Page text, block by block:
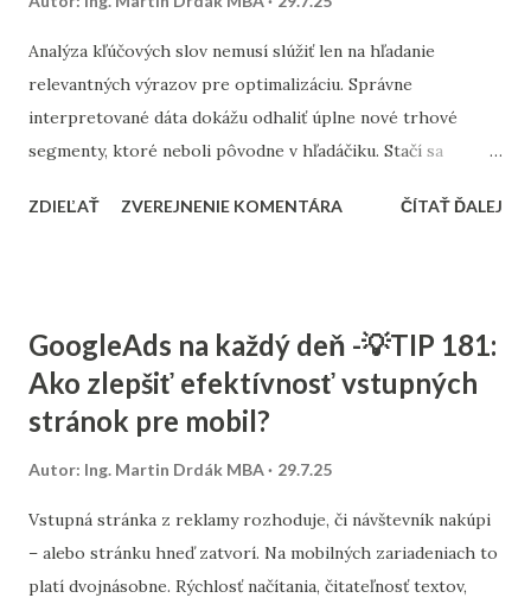
darčekovými sprievodcami či odporúčaniami na mieru.
Analýza kľúčových slov nemusí slúžiť len na hľadanie
relevantných výrazov pre optimalizáciu. Správne
interpretované dáta dokážu odhaliť úplne nové trhové
segmenty, ktoré neboli pôvodne v hľadáčiku. Stačí sa
ako Collabim , Ahrefs či Ubersuggest. Zamerajte sa na
dopyty môžu byť signálom, že existuje priestor na expanziu
do novej kategórie, úpravu obsahu alebo rozšírenie ponuky.
V praxi to môže znamenať napríklad, že e-shop s doplnkami
duševnou výkonnosťou, hoci pôvodne cielenie mierilo len na
športovcov. Vtedy je vhodné pripraviť samostatnú
podstránku, zmeniť popisy produktov alebo spustiť
testovaciu kampaň. My v Consultee sa tejto analýze
ZDIEĽAŤ ZVEREJNENIE KOMENTÁRA ČÍTAŤ ĎALEJ
GoogleAds na každý deň -💡TIP 181:
Ako zlepšiť efektívnosť vstupných
stránok pre mobil?
Autor: Ing. Martin Drdák MBA 29.7.25
Vstupná stránka z reklamy rozhoduje, či návštevník nakúpi
– alebo stránku hneď zatvorí. Na mobilných zariadeniach to
platí dvojnásobne. Rýchlosť načítania, čitateľnosť textov,